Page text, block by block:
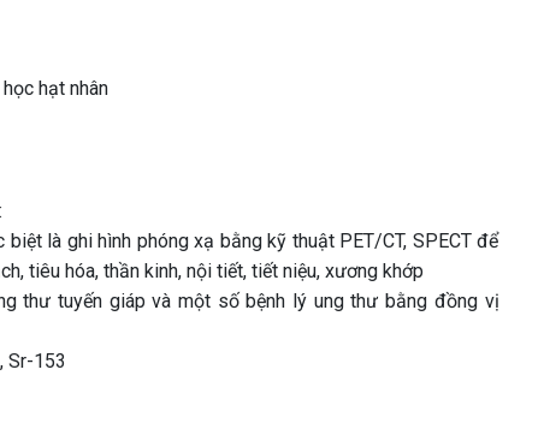
hạt nhân
là ghi hình phóng xạ bằng kỹ thuật PET/CT, SPECT để
tiêu hóa, thần kinh, nội tiết, tiết niệu, xương khớp
thư tuyến giáp và một số bệnh lý ung thư bằng đồng vị
Sr-153